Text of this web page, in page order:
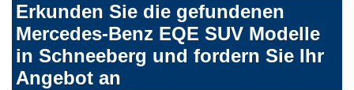
Erkunden Sie die gefundenen
Mercedes-Benz EQE SUV Modelle
in Schneeberg und fordern Sie Ihr
Angebot an